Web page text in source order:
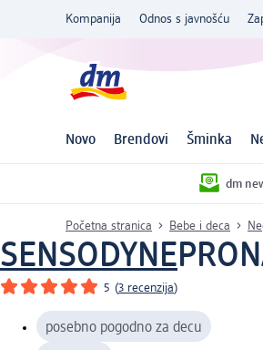
Kompanija Odnos s javnošću
Novo Brendovi Šminka
dm
Početna stranica Bebe i deca
SENSODYNE
5 (3 recenzija)
posebno pogodno za decu